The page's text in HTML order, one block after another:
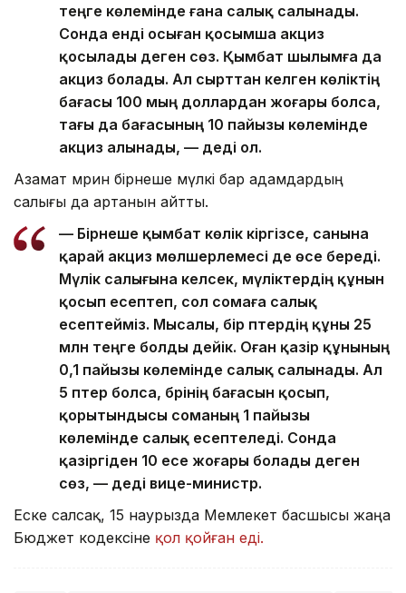
теңге көлемінде ғана салық салынады.
Сонда енді осыған қосымша акциз
қосылады деген сөз. Қымбат шылымға да
акциз болады. Ал сырттан келген көліктің
бағасы 100 мың доллардан жоғары болса,
тағы да бағасының 10 пайызы көлемінде
акциз алынады, — деді ол.
Азамат Әмрин бірнеше мүлкі бар адамдардың
салығы да артанын айтты.
— Бірнеше қымбат көлік кіргізсе, санына
қарай акциз мөлшерлемесі де өсе береді.
Мүлік салығына келсек, мүліктердің құнын
қосып есептеп, сол сомаға салық
есептейміз. Мысалы, бір пәтердің құны 25
млн теңге болды дейік. Оған қазір құнының
0,1 пайызы көлемінде салық салынады. Ал
5 пәтер болса, бәрінің бағасын қосып,
қорытындысы соманың 1 пайызы
көлемінде салық есептеледі. Сонда
қазіргіден 10 есе жоғары болады деген
сөз, — деді вице-министр.
Еске салсақ, 15 наурызда Мемлекет басшысы жаңа
Бюджет кодексіне қол қойған еді.